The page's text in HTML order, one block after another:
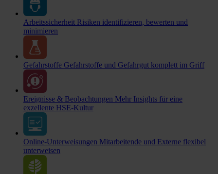
Arbeitssicherheit Risiken identifizieren, bewerten und
minimieren
Gefahrstoffe Gefahrstoffe und Gefahrgut komplett im Griff
Ereignisse & Beobachtungen Mehr Insights für eine
exzellente HSE-Kultur
Online-Unterweisungen Mitarbeitende und Externe flexibel
unterweisen